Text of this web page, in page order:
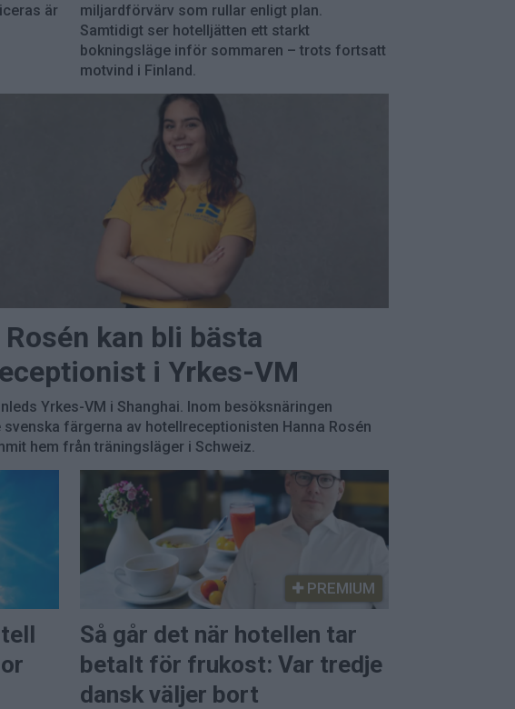
är
miljardförvärv som rullar enligt plan.
Samtidigt ser hotelljätten ett starkt
bokningsläge inför sommaren – trots fortsatt
motvind i Finland.
Rosén kan bli bästa
i Yrkes-VM
Yrkes-VM i Shanghai. Inom besöksnäringen
färgerna av hotellreceptionisten Hanna Rosén
hem från träningsläger i Schweiz.
PREMIUM
Så går det när hotellen tar
betalt för frukost: Var tredje
dansk väljer bort